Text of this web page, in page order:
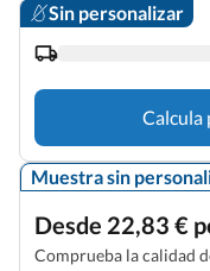
Sin personalizar
Calcula
Muestra sin
Desde 22,83 €
Comprueba la calidad